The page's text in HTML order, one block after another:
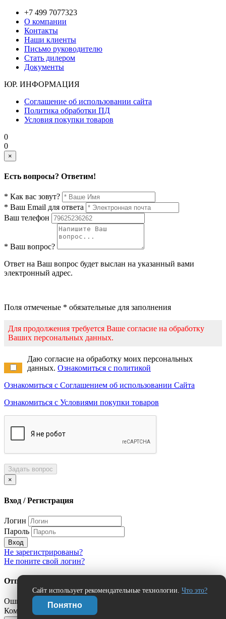
+7 499 7077323
О компании
Контакты
Наши клиенты
Письмо руководителю
Стать дилером
Документы
ЮР. ИНФОРМАЦИЯ
Соглашение об использовании сайта
Политика обработки ПД
Условия покупки товаров
Сайт использует рекомендательные технологии. Что это?
Понятно
0
0
×
Есть вопросы? Ответим!
* Как вас зовут?
* Ваш Email для ответа
Ваш телефон
* Ваш вопрос?
Ответ на Ваш вопрос будет выслан на указанный вами
электронный адрес.
Поля отмеченые * обязательные для заполнения
Для продолжения требуется Ваше согласие на обработку
Ваших персональных данных.
Даю согласие на обработку моих персональных
данных. Ознакомиться с политикой
Ознакомиться с Соглашением об использовании Сайта
Ознакомиться с Условиями покупки товаров
Задать вопрос
×
Вход / Регистрация
Логин
Пароль
Вход
Не зарегистрированы?
Не поните свой логин?
Отправить сообщение об ошибке?
Ошибка:
Комментарий (дополнительно)